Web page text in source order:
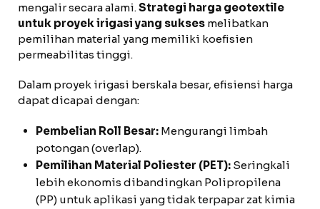
mengalir secara alami.Strategi harga geotextile
untuk proyek irigasi yang sukses melibatkan
pemilihan material yang memiliki koefisien
permeabilitas tinggi.
Dalam proyek irigasi berskala besar, efisiensi harga
dapat dicapai dengan:
Pembelian Roll Besar: Mengurangi limbah
potongan (overlap).
Pemilihan Material Poliester (PET): Seringkali
lebih ekonomis dibandingkan Polipropilena
(PP) untuk aplikasi yang tidak terpapar zat kimia